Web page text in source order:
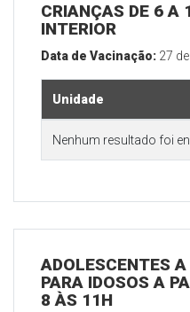
CRIANÇAS DE 6 A
INTERIOR
Data de Vacinação: 27
Unidade
Nenhum resultado foi
ADOLESCENTES
PARA IDOSOS A
8 ÀS 11H